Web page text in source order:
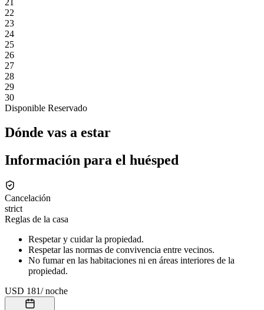
22
23
24
25
26
27
28
29
30
Disponible Reservado
Dónde vas a estar
Información para el huésped
Cancelación
strict
Reglas de la casa
Respetar y cuidar la propiedad.
Respetar las normas de convivencia entre vecinos.
No fumar en las habitaciones ni en áreas interiores de la
propiedad.
USD 181/noche